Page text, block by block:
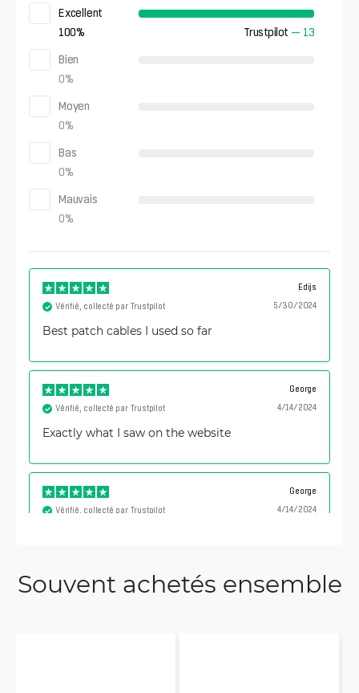
Excellent
100% Trustpilot — 13
Bien
0%
Moyen
0%
Bas
0%
Mauvais
0%
Edijs
5/30/2024
Vérifié, collecté par Trustpilot
Best patch cables I used so far
George
4/14/2024
Vérifié, collecté par Trustpilot
Exactly what I saw on the website
George
4/14/2024
Vérifié, collecté par Trustpilot
Dmitrijs
Souvent achetés ensemble